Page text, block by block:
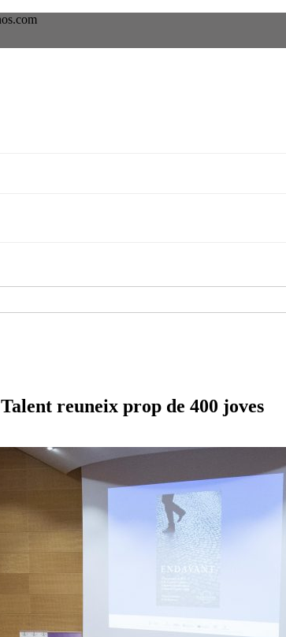
reuneix prop de 400 joves